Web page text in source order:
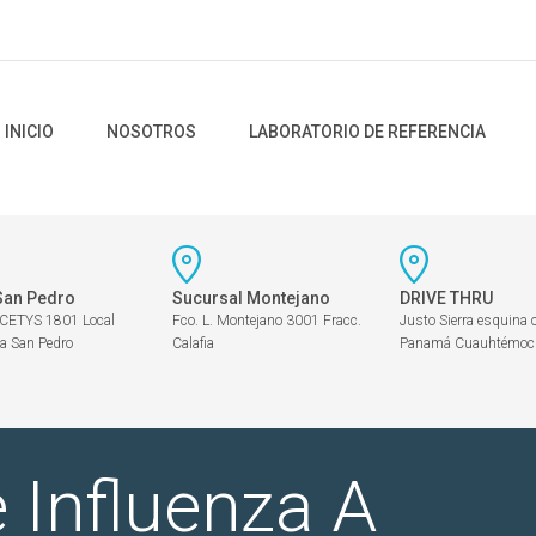
INICIO NOSOTROS LABORATORIO DE REFERENCIA
Pedro
1801 Local
San Pedro
Sucursal Montejano
Fco. L. Montejano 3001 Fracc.
Calafia
DRIVE THRU
Justo Sierra esquina
Panamá
Influenza A